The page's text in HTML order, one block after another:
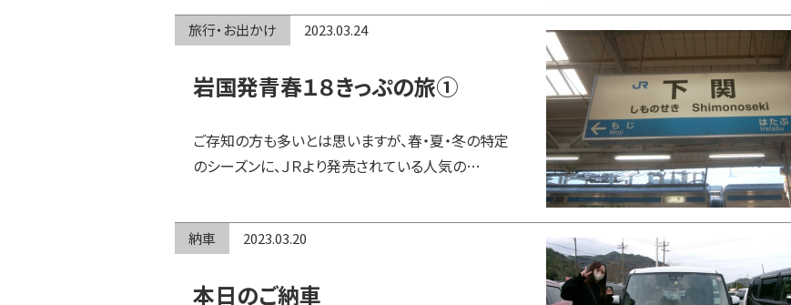
旅行・お出かけ 2023.03.24
岩国発青春１８きっぷの旅①
ご存知の方も多いとは思いますが、春・夏・冬の特定
のシーズンに、ＪＲより発売されている人気の…
納車 2023.03.20
本日のご納車